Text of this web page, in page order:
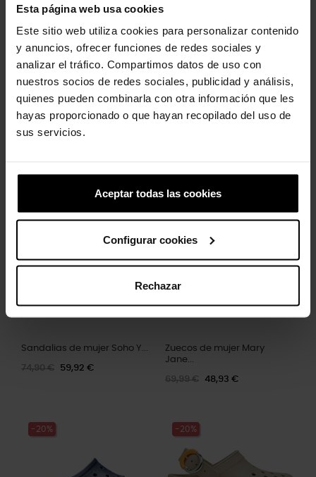
Esta página web usa cookies
Este sitio web utiliza cookies para personalizar contenido
y anuncios, ofrecer funciones de redes sociales y
analizar el tráfico. Compartimos datos de uso con
nuestros socios de redes sociales, publicidad y análisis,
quienes pueden combinarla con otra información que les
hayas proporcionado o que hayan recopilado del uso de
sus servicios.
Aceptar todas las cookies
Configurar cookies
Rechazar
ajuste seguro.
- Plantilla de espuma LiteRide™ de primera calidad,
supersuave, increíblemente ligera y extraordinariamente
resistente.
- Suela exterior Croslite totalmente moldeada que ofrece
- LiteRide™: Revolucionaria. Suavidad envolvente. Comodidad
innovadora.
producto también han comprado:
Sandalias de mujer Soho Y...
74,90 € 59,92 €
Zuecos de mujer Mary
Jane...
69,99 € 48,93 €
-20% -20%